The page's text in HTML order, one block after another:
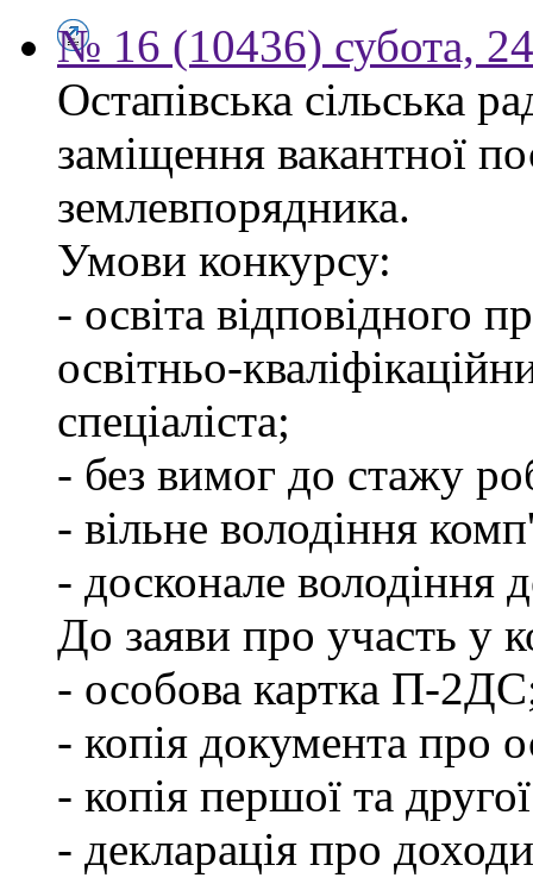
№ 16 (10436) субота,
Остапівська сільська
заміщення вакантної
землевпорядника.
Умови конкурсу:
- освіта відповідного
освітньо-
спеціаліста;
- без вимог до стажу
- вільне володіння
- досконале
До заяви про участь у
- особова картка П-
- копія документа про
- копія першої та
- декларація про